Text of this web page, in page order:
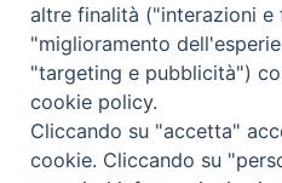
articoli
altre finalità ("interazioni e
"miglioramento
"targeting e pubblicità")
cookie policy.
Cliccando su "accetta"
cookie. Cliccando su